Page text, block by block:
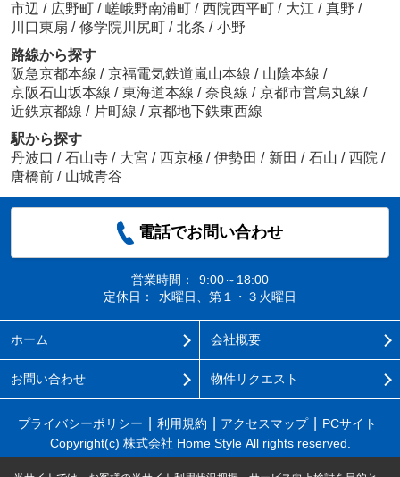
市辺 / 広野町 / 嵯峨野南浦町 / 西院西平町 / 大江 / 真野 /
川口東扇 / 修学院川尻町 / 北条 / 小野
路線から探す
阪急京都本線 / 京福電気鉄道嵐山本線 / 山陰本線 /
京阪石山坂本線 / 東海道本線 / 奈良線 / 京都市営烏丸線 /
近鉄京都線 / 片町線 / 京都地下鉄東西線
駅から探す
丹波口 / 石山寺 / 大宮 / 西京極 / 伊勢田 / 新田 / 石山 / 西院 /
唐橋前 / 山城青谷
電話でお問い合わせ
営業時間：
9:00～18:00
定休日：
水曜日、第１・３火曜日
ホーム 会社概要
お問い合わせ 物件リクエスト
プライバシーポリシー 利用規約 アクセスマップ
PCサイト
Copyright(c) 株式会社 Home Style All rights reserved.